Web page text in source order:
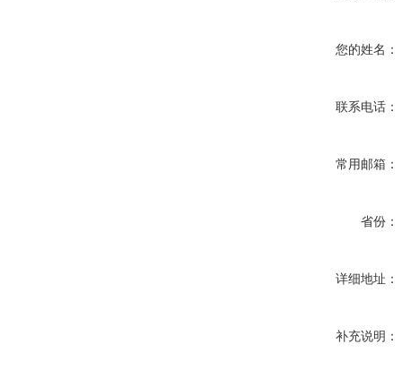
您的姓名：
联系电话：
常用邮箱：
省份：
详细地址：
补充说明：